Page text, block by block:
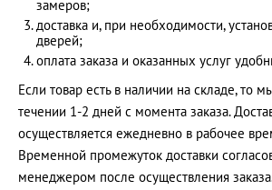
замеров;
доставка и, при необходимости,
дверей;
оплата заказа и оказанных услуг
Если товар есть в наличии на складе, то
течении 1-2 дней с момента заказа.
осуществляется ежедневно в рабочее
Временной промежуток доставки
менеджером после осуществления